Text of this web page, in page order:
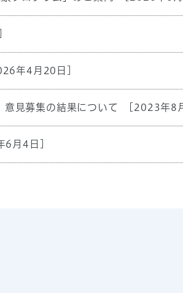
年4月20日]
意見募集の結果について [2023年8
6月4日]